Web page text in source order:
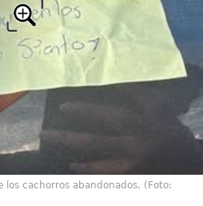
los cachorros abandonados. (Foto: